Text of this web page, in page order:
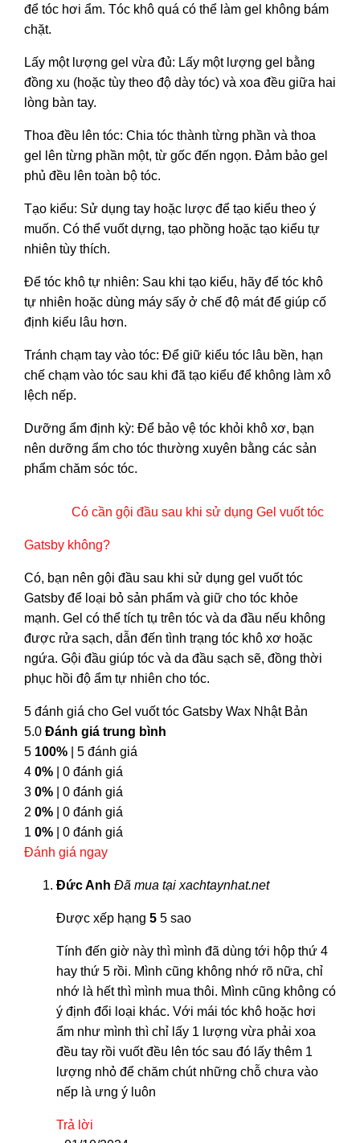
để tóc hơi ẩm. Tóc khô quá có thể làm gel không bám
chặt.
Lấy một lượng gel vừa đủ: Lấy một lượng gel bằng
đồng xu (hoặc tùy theo độ dày tóc) và xoa đều giữa hai
lòng bàn tay.
Thoa đều lên tóc: Chia tóc thành từng phần và thoa
gel lên từng phần một, từ gốc đến ngọn. Đảm bảo gel
phủ đều lên toàn bộ tóc.
Tạo kiểu: Sử dụng tay hoặc lược để tạo kiểu theo ý
muốn. Có thể vuốt dựng, tạo phồng hoặc tạo kiểu tự
nhiên tùy thích.
Để tóc khô tự nhiên: Sau khi tạo kiểu, hãy để tóc khô
tự nhiên hoặc dùng máy sấy ở chế độ mát để giúp cố
định kiểu lâu hơn.
Tránh chạm tay vào tóc: Để giữ kiểu tóc lâu bền, hạn
chế chạm vào tóc sau khi đã tạo kiểu để không làm xô
lệch nếp.
Dưỡng ẩm định kỳ: Để bảo vệ tóc khỏi khô xơ, bạn
nên dưỡng ẩm cho tóc thường xuyên bằng các sản
phẩm chăm sóc tóc.
Có cần gội đầu sau khi sử dụng Gel vuốt tóc
Gatsby không?
Có, bạn nên gội đầu sau khi sử dụng gel vuốt tóc
Gatsby để loại bỏ sản phẩm và giữ cho tóc khỏe
mạnh. Gel có thể tích tụ trên tóc và da đầu nếu không
được rửa sạch, dẫn đến tình trạng tóc khô xơ hoặc
ngứa. Gội đầu giúp tóc và da đầu sạch sẽ, đồng thời
phục hồi độ ẩm tự nhiên cho tóc.
5 đánh giá cho Gel vuốt tóc Gatsby Wax Nhật Bản
5.0 Đánh giá trung bình
5 100% | 5 đánh giá
4 0% | 0 đánh giá
3 0% | 0 đánh giá
2 0% | 0 đánh giá
1 0% | 0 đánh giá
Đánh giá ngay
Đức Anh Đã mua tại xachtaynhat.net
Được xếp hạng 5 5 sao
Tính đến giờ này thì mình đã dùng tới hộp thứ 4
hay thứ 5 rồi. Mình cũng không nhớ rõ nữa, chỉ
nhớ là hết thì mình mua thôi. Mình cũng không có
ý định đổi loại khác. Với mái tóc khô hoặc hơi
ẩm như mình thì chỉ lấy 1 lượng vừa phải xoa
đều tay rồi vuốt đều lên tóc sau đó lấy thêm 1
lượng nhỏ để chăm chút những chỗ chưa vào
nếp là ưng ý luôn
Trả lời